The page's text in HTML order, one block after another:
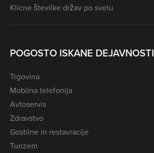
Klicne številke držav po svetu
POGOSTO ISKANE DEJAVNOSTI
Trgovina
Mobilna telefonija
Avtoservis
Zdravstvo
Gostilne in restavracije
Turizem